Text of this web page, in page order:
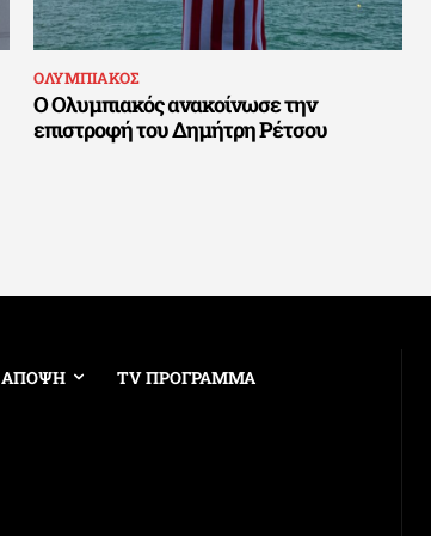
ΟΛΥΜΠΙΑΚΟΣ
Ο Ολυμπιακός ανακοίνωσε την
επιστροφή του Δημήτρη Ρέτσου
ΑΠΟΨΗ TV ΠΡΟΓΡΑΜΜΑ